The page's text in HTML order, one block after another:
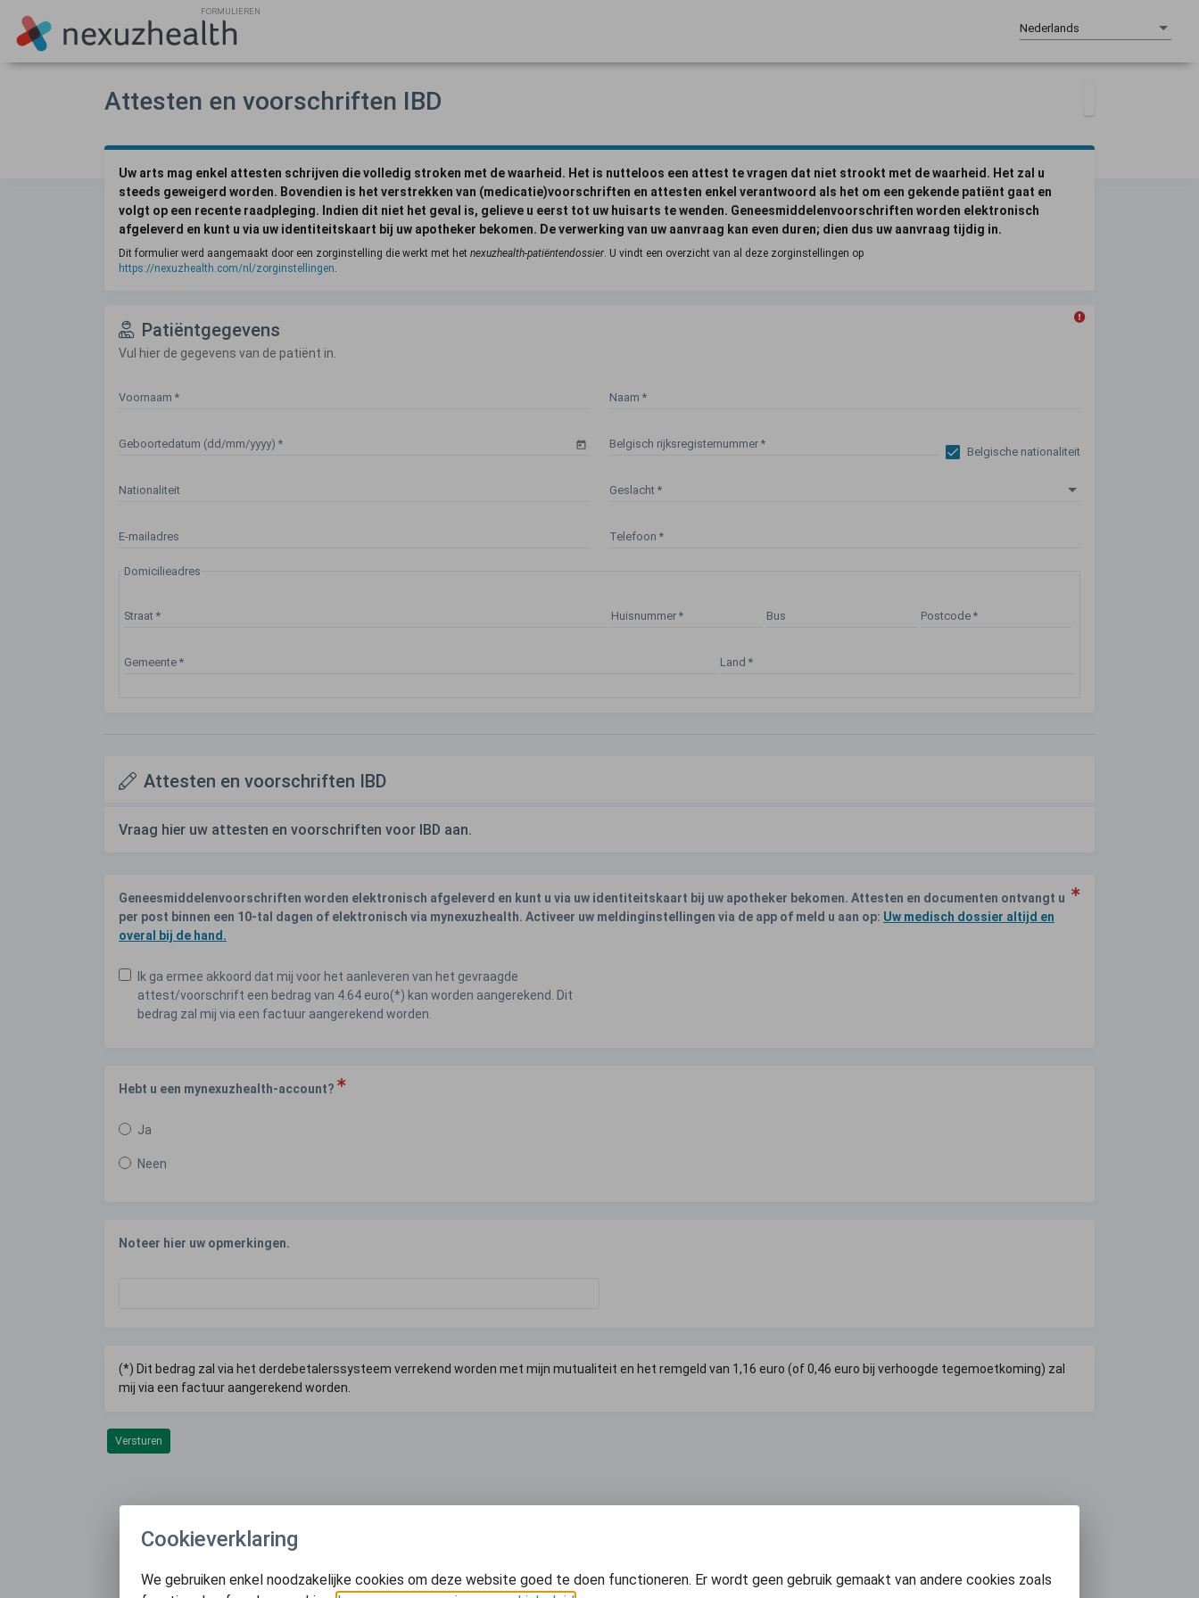
FORMULIEREN
Nederlands
Attesten en voorschriften IBD
Uw arts mag enkel attesten schrijven die volledig stroken met de waarheid. Het is nutteloos een attest te vragen dat niet strookt met de waarheid. Het zal u
steeds geweigerd worden. Bovendien is het verstrekken van (medicatie)voorschriften en attesten enkel verantwoord als het om een gekende patiënt gaat en
volgt op een recente raadpleging. Indien dit niet het geval is, gelieve u eerst tot uw huisarts te wenden. Geneesmiddelenvoorschriften worden elektronisch
afgeleverd en kunt u via uw identiteitskaart bij uw apotheker bekomen. De verwerking van uw aanvraag kan even duren; dien dus uw aanvraag tijdig in.
Dit formulier werd aangemaakt door een zorginstelling die werkt met het nexuzhealth-patiëntendossier. U vindt een overzicht van al deze zorginstellingen op
https://nexuzhealth.com/nl/zorginstellingen.
Patiëntgegevens
Vul hier de gegevens van de patiënt in.
Voornaam * Naam *
Geboortedatum (dd/mm/yyyy) * Belgisch rijksregisternummer*
Belgische nationaliteit
Nationaliteit Geslacht*
E-mailadres Telefoon *
Domicilieadres
Straat * Huisnummer * Bus Postcode*
Gemeente * Land *
Attesten en voorschriften IBD
Vraag hier uw attesten en voorschriften voor IBD aan.
Geneesmiddelenvoorschriften worden elektronisch afgeleverd en kunt u via uw identiteitskaart bij uw apotheker bekomen. Attesten en documenten ontvangt u
per post binnen een 10-tal dagen of elektronisch via mynexuzhealth. Activeer uw meldinginstellingen via de app of meld u aan op: Uw medisch dossier altijd en
overal bij de hand.
Ik ga ermee akkoord dat mij voor het aanleveren van het gevraagde
attest/voorschrift een bedrag van 4.64 euro(*) kan worden aangerekend. Dit
bedrag zal mij via een factuur aangerekend worden.
Hebt u een mynexuzhealth-account?
Ja
Neen
Noteer hier uw opmerkingen.
(*) Dit bedrag zal via het derdebetalerssysteem verrekend worden met mijn mutualiteit en het remgeld van 1,16 euro (of 0,46 euro bij verhoogde tegemoetkoming) zal
mij via een factuur aangerekend worden.
Versturen
Cookieverklaring
We gebruiken enkel noodzakelijke cookies om deze website goed te doen functioneren. Er wordt geen gebruik gemaakt van andere cookies zoals